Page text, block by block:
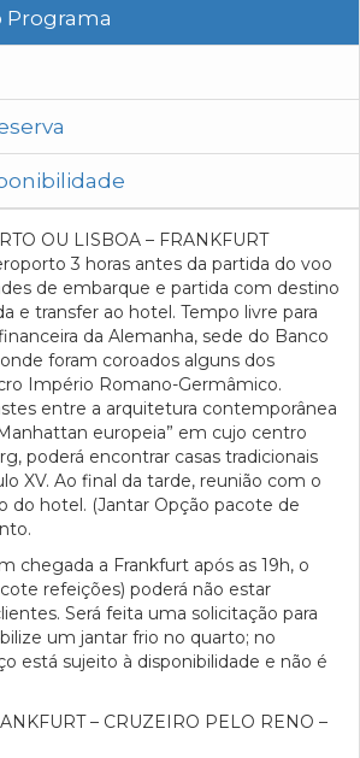
Programa
OU LISBOA – FRANKFURT
3 horas antes da partida do voo
de embarque e partida com destino
e transfer ao hotel. Tempo livre para
da Alemanha, sede do Banco
foram coroados alguns dos
Império Romano-Germâmico.
entre a arquitetura contemporânea
europeia” em cujo centro
poderá encontrar casas tradicionais
XV. Ao final da tarde, reunião com o
do hotel. (Jantar Opção pacote de
chegada a Frankfurt após as 19h, o
refeições) poderá não estar
Será feita uma solicitação para
um jantar frio no quarto; no
está sujeito à disponibilidade e não é
– CRUZEIRO PELO RENO –